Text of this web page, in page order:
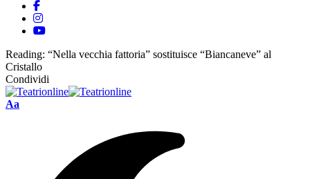
Reading: “Nella vecchia fattoria” sostituisce “Biancaneve” al
Cristallo
Condividi
Font
Aa